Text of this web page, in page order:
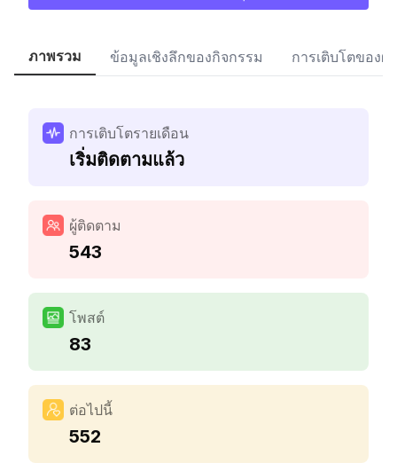
ภาพรวม ข้อมูลเชิงลึกของกิจกรรม การเติบโตของผู้
การเติบโตรายเดือน
เริ่มติดตามแล้ว
ผู้ติดตาม
543
โพสต์
83
ต่อไปนี้
552